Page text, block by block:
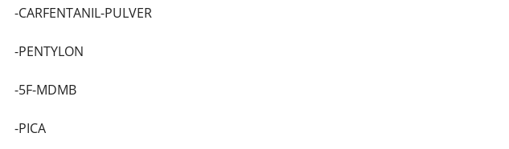
-CARFENTANIL-PULVER
-PENTYLON
-5F-MDMB
-PICA